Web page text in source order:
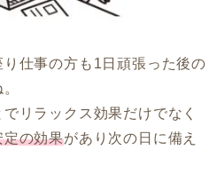
仕事の方も1日頑張った後の
リラックス効果だけでなく
定の効果があり次の日に備え